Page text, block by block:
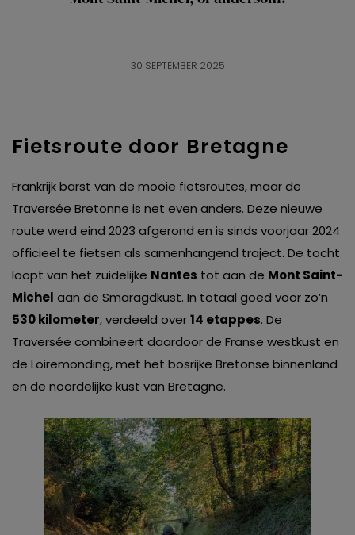
30 SEPTEMBER 2025
Fietsroute door Bretagne
Frankrijk barst van de mooie fietsroutes, maar de
Traversée Bretonne is net even anders. Deze nieuwe
route werd eind 2023 afgerond en is sinds voorjaar 2024
officieel te fietsen als samenhangend traject. De tocht
loopt van het zuidelijke Nantes tot aan de Mont Saint-
Michel aan de Smaragdkust. In totaal goed voor zo’n
530 kilometer, verdeeld over14 etappes. De
Traversée combineert daardoor de Franse westkust en
de Loiremonding, met het bosrijke Bretonse binnenland
en de noordelijke kust van Bretagne.